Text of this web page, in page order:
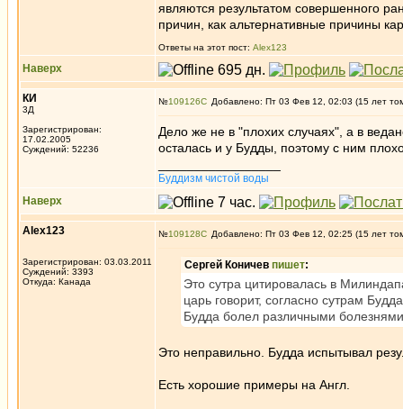
являются результатом совершенного
причин, как альтернативные причины
Ответы на этот пост: Alex123
Наверх
КИ
3Д
Зарегистрирован:
17.02.2005
Суждений: 52236
№109126 Добавлено: Пт 03 Фев 12, 02:03 (15 лет
Дело же не в "плохих случаях", а в
осталась и у Будды, поэтому с ним
Буддизм чистой воды
Наверх
Alex123
Зарегистрирован: 03.03.2011
Суждений: 3393
Откуда: Канада
№109128 Добавлено: Пт 03 Фев 12, 02:25 (15 лет
Сергей Коничев пишет:
Это сутра цитировалась в
царь говорит, согласно сутрам
Будда болел различными
Это неправильно. Будда испытывал
Есть хорошие примеры на Англ.